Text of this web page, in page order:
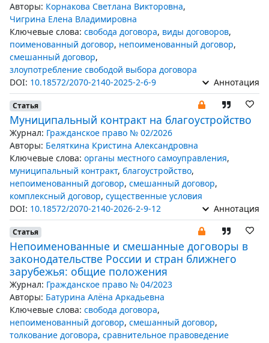
Авторы: Корнакова Светлана Викторовна,
Чигрина Елена Владимировна
Ключевые слова: свобода договора, виды договоров,
поименованный договор, непоименованный договор,
смешанный договор,
злоупотребление свободой выбора договора
DOI: 10.18572/2070-2140-2025-2-6-9 Аннотация
Статья
Муниципальный контракт на благоустройство
Журнал: Гражданское право № 02/2026
Авторы: Беляткина Кристина Александровна
Ключевые слова: органы местного самоуправления,
муниципальный контракт, благоустройство,
непоименованный договор, смешанный договор,
комплексный договор, существенные условия
DOI: 10.18572/2070-2140-2026-2-9-12 Аннотация
Статья
Непоименованные и смешанные договоры в
законодательстве России и стран ближнего
зарубежья: общие положения
Журнал: Гражданское право № 04/2023
Авторы: Батурина Алёна Аркадьевна
Ключевые слова: свобода договора,
непоименованный договор, смешанный договор,
толкование договора, сравнительное правоведение